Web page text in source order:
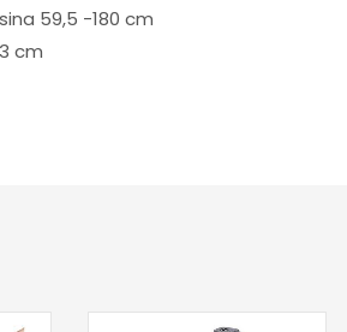
59,5 -180 cm
cm